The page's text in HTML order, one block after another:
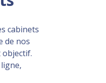
cabinets
de nos